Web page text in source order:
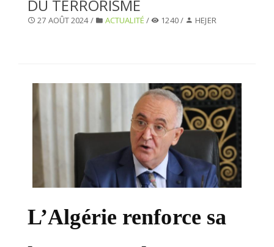
DU TERRORISME
27 AOÛT 2024 / ACTUALITÉ / 1240 / HEJER
L’Algérie renforce sa